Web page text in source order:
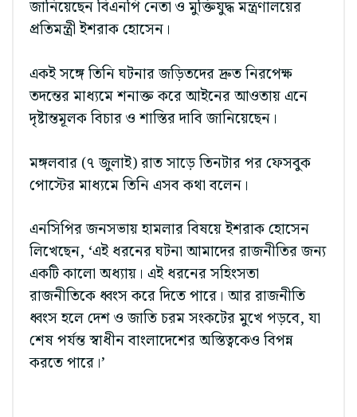
জানিয়েছেন বিএনপি নেতা ও মুক্তিযুদ্ধ মন্ত্রণালয়ের
প্রতিমন্ত্রী ইশরাক হোসেন।
একই সঙ্গে তিনি ঘটনার জড়িতদের দ্রুত নিরপেক্ষ
তদন্তের মাধ্যমে শনাক্ত করে আইনের আওতায় এনে
দৃষ্টান্তমূলক বিচার ও শাস্তির দাবি জানিয়েছেন।
মঙ্গলবার (৭ জুলাই) রাত সাড়ে তিনটার পর ফেসবুক
পোস্টের মাধ্যমে তিনি এসব কথা বলেন।
এনসিপির জনসভায় হামলার বিষয়ে ইশরাক হোসেন
লিখেছেন, ‘এই ধরনের ঘটনা আমাদের রাজনীতির জন্য
একটি কালো অধ্যায়। এই ধরনের সহিংসতা
রাজনীতিকে ধ্বংস করে দিতে পারে। আর রাজনীতি
ধ্বংস হলে দেশ ও জাতি চরম সংকটের মুখে পড়বে, যা
শেষ পর্যন্ত স্বাধীন বাংলাদেশের অস্তিত্বকেও বিপন্ন
করতে পারে।’